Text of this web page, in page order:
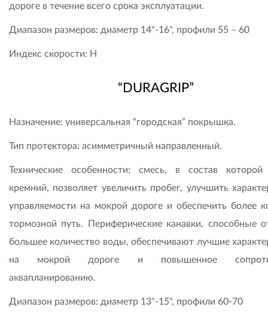
дороге в течение всего срока эксплуатации.
Диапазон размеров: диаметр 14"-16", профили 55 – 60
Индекс скорости: Н
“DURAGRIP”
Назначение: универсальная “городская” покрышка.
Тип протектора: асимметричный направленный.
Технические особенности: смесь, в состав которой
кремний, позволяет увеличить пробег, улучшить
управляемости на мокрой дороге и обеспечить более
тормозной путь. Периферические канавки, способные
большее количество воды, обеспечивают лучшие
на мокрой дороге и повышенное
аквапланированию.
Диапазон размеров: диаметр 13"-15", профили 60-70